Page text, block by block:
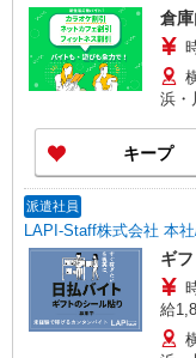
倉庫
浜・
キープ
派遣社員
LAPI-Staff株式会社 本
ギ
給
場合